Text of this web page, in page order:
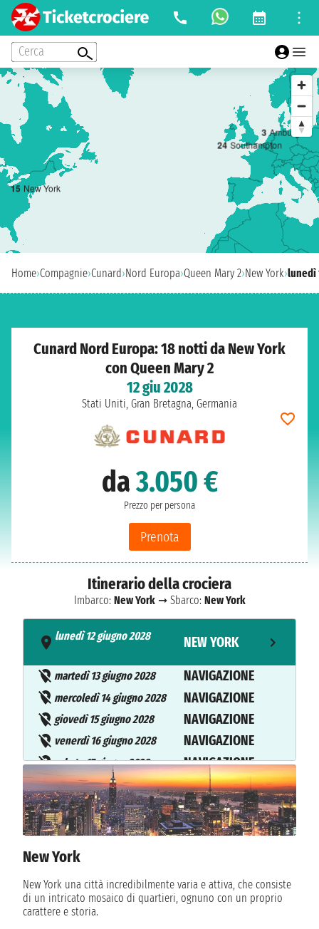
Cerca
15 New York
24 Southampton
3 Amburgo
Home›Compagnie›Cunard›Nord Europa›Queen Mary 2›New York›lunedì
Cunard Nord Europa: 18 notti da New York
con Queen Mary 2
12 giu 2028
Stati Uniti, Gran Bretagna, Germania
da3.050 €
Prezzo per persona
Prenota
Itinerario della crociera
Imbarco: New York➞ Sbarco: New York
lunedì 12 giugno 2028
NEW YORK
martedì 13 giugno 2028 NAVIGAZIONE
mercoledì 14 giugno 2028 NAVIGAZIONE
giovedì 15 giugno 2028 NAVIGAZIONE
venerdì 16 giugno 2028 NAVIGAZIONE
sabato 17 giugno 2028 NAVIGAZIONE
domenica 18 giugno 2028 NAVIGAZIONE
lunedì 19 giugno 2028
n.d. - n.d.
SOUTHAMPTON
martedì 20 giugno 2028
mercoledì 21 giugno 2028
n.d. - n.d.
AMBURGO
giovedì 22 giugno 2028
New York
New York una città incredibilmente varia e attiva, che consiste
di un intricato mosaico di quartieri, ognuno con un proprio
carattere e storia.